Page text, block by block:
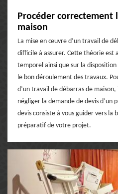
Procéder correctement
maison
La mise en œuvre d’un travail de
difficile à assurer. Cette théorie est
temporel ainsi que sur la
le bon déroulement des travaux.
d’un travail de débarras de
négliger la demande de devis d’un
devis consiste à vous guider vers la
préparatif de votre projet.